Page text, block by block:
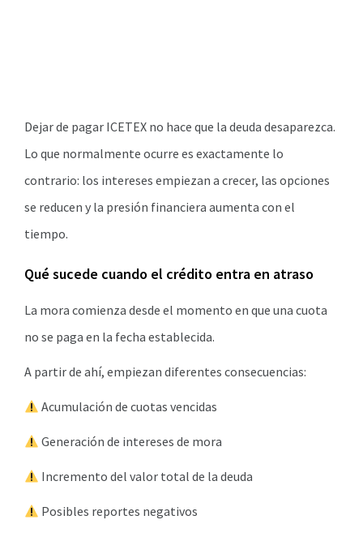
Dejar de pagar ICETEX no hace que la deuda desaparezca.
Lo que normalmente ocurre es exactamente lo
contrario: los intereses empiezan a crecer, las opciones
se reducen y la presión financiera aumenta con el
tiempo.
Qué sucede cuando el crédito entra en atraso
La mora comienza desde el momento en que una cuota
no se paga en la fecha establecida.
A partir de ahí, empiezan diferentes consecuencias:
Acumulación de cuotas vencidas
Generación de intereses de mora
Incremento del valor total de la deuda
Posibles reportes negativos